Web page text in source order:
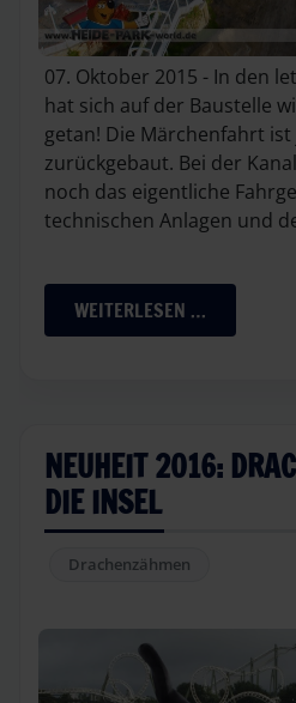
07. Oktober 2015 - In den
hat sich auf der Baustelle
getan! Die Märchenfahrt
zurückgebaut. Bei der
noch das eigentliche
technischen Anlagen und
WEITERLESEN …
NEUHEIT 2016:
DIE INSEL
Drachenzähmen